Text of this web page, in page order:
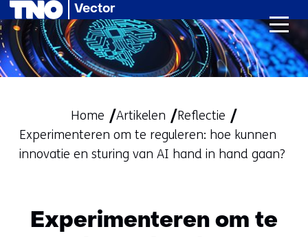
Ga
naar
de
inhoud
Vector
Home Artikelen
Reflectie
Experimenteren om te reguleren: hoe kunnen
innovatie en sturing van AI hand in hand gaan?
Experimenteren om te